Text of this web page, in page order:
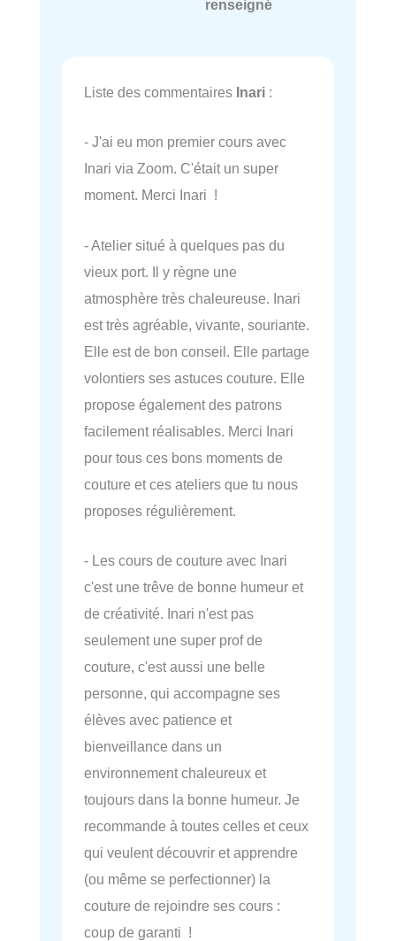
renseigné
Liste des commentaires Inari :
- J'ai eu mon premier cours avec
Inari via Zoom. C'était un super
moment. Merci Inari !
- Atelier situé à quelques pas du
vieux port. Il y règne une
atmosphère très chaleureuse. Inari
est très agréable, vivante, souriante.
Elle est de bon conseil. Elle partage
volontiers ses astuces couture. Elle
propose également des patrons
facilement réalisables. Merci Inari
pour tous ces bons moments de
couture et ces ateliers que tu nous
proposes régulièrement.
- Les cours de couture avec Inari
c'est une trêve de bonne humeur et
de créativité. Inari n'est pas
seulement une super prof de
couture, c'est aussi une belle
personne, qui accompagne ses
élèves avec patience et
bienveillance dans un
environnement chaleureux et
toujours dans la bonne humeur. Je
recommande à toutes celles et ceux
qui veulent découvrir et apprendre
(ou même se perfectionner) la
couture de rejoindre ses cours :
coup de garanti !